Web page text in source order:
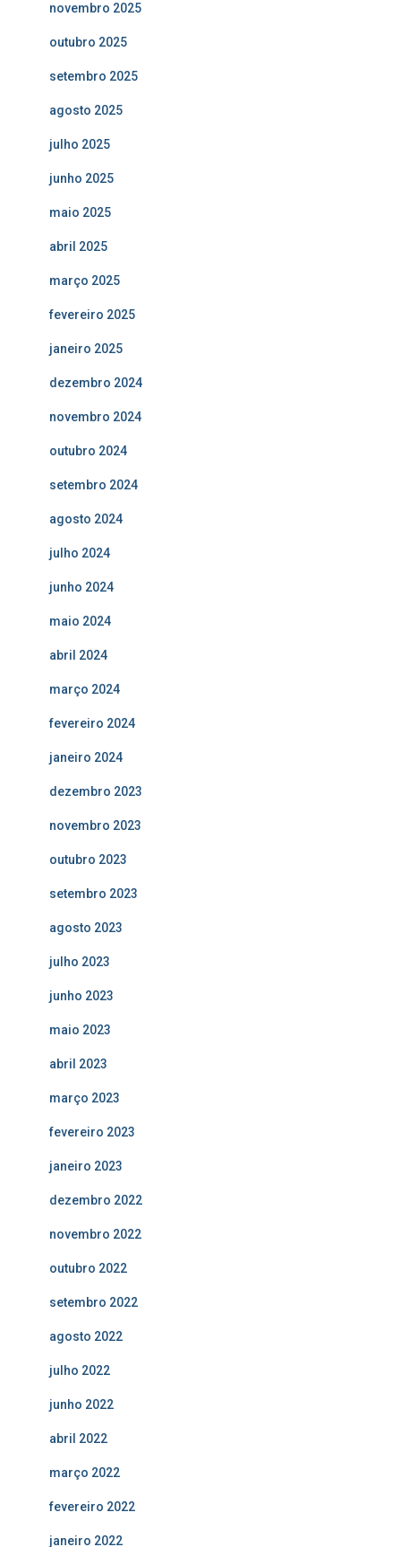
novembro 2025
outubro 2025
setembro 2025
agosto 2025
julho 2025
junho 2025
maio 2025
abril 2025
março 2025
fevereiro 2025
janeiro 2025
dezembro 2024
novembro 2024
outubro 2024
setembro 2024
agosto 2024
julho 2024
junho 2024
maio 2024
abril 2024
março 2024
fevereiro 2024
janeiro 2024
dezembro 2023
novembro 2023
outubro 2023
setembro 2023
agosto 2023
julho 2023
junho 2023
maio 2023
abril 2023
março 2023
fevereiro 2023
janeiro 2023
dezembro 2022
novembro 2022
outubro 2022
setembro 2022
agosto 2022
julho 2022
junho 2022
abril 2022
março 2022
fevereiro 2022
janeiro 2022